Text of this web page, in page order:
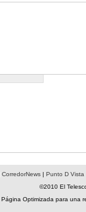
CorredorNews| Punto D Vista
©2010 El
Página Optimizada para una